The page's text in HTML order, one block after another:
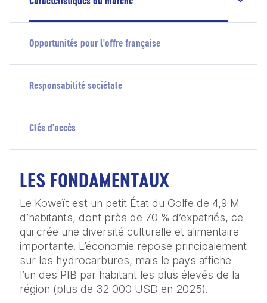
Opportunités pour l'offre française
Responsabilité sociétale
Clés d'accès
LES FONDAMENTAUX
Le Koweït est un petit État du Golfe de 4,9 M
d’habitants, dont près de 70 % d’expatriés, ce
qui crée une diversité culturelle et alimentaire
importante. L’économie repose principalement
sur les hydrocarbures, mais le pays affiche
l’un des PIB par habitant les plus élevés de la
région (plus de 32 000 USD en 2025).